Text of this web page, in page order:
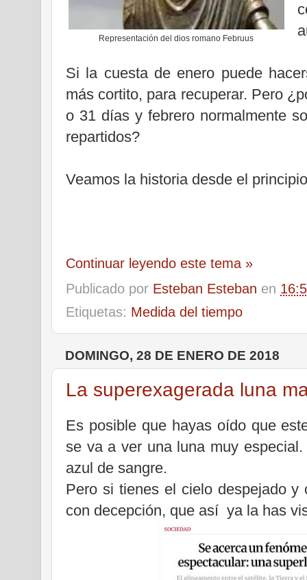
Representación del dios romano Februus
Si la cuesta de enero puede
más cortito, para recuperar. Pero
o 31 días y febrero normalmente
repartidos?
Veamos la historia desde el
Continuar leyendo este tema »
Publicado por Esteban Esteban en
Etiquetas: Medida del tiempo
DOMINGO, 28 DE ENERO DE 2018
La superexagerada luna
Es posible que hayas oído que
se va a ver una luna muy
azul de sangre.
Pero si tienes el cielo despejado y
con decepción, que así ya la has